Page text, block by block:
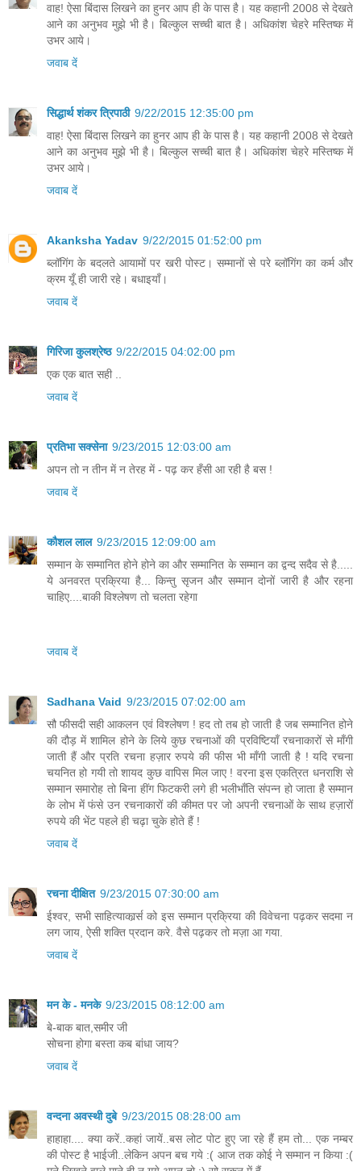
वाह! ऐसा बिंदास लिखने का हुनर आप ही के पास है। यह कहानी 2008 से देखते
आने का अनुभव मुझे भी है। बिल्कुल सच्ची बात है। अधिकांश चेहरे मस्तिष्क में
उभर आये।
जवाब दें
सिद्धार्थ शंकर त्रिपाठी 9/22/2015 12:35:00 pm
वाह! ऐसा बिंदास लिखने का हुनर आप ही के पास है। यह कहानी 2008 से देखते
आने का अनुभव मुझे भी है। बिल्कुल सच्ची बात है। अधिकांश चेहरे मस्तिष्क में
उभर आये।
जवाब दें
Akanksha Yadav 9/22/2015 01:52:00 pm
ब्लॉगिंग के बदलते आयामों पर खरी पोस्ट। सम्मानों से परे ब्लॉगिंग का कर्म और
क्रम यूँ ही जारी रहे। बधाइयाँ।
जवाब दें
गिरिजा कुलश्रेष्ठ 9/22/2015 04:02:00 pm
एक एक बात सही ..
जवाब दें
प्रतिभा सक्सेना 9/23/2015 12:03:00 am
अपन तो न तीन में न तेरह में - पढ़ कर हँसी आ रही है बस !
जवाब दें
कौशल लाल 9/23/2015 12:09:00 am
सम्मान के सम्मानित होने होने का और सम्मानित के सम्मान का द्वन्द सदैव से है.....
ये अनवरत प्रक्रिया है... किन्तु सृजन और सम्मान दोनों जारी है और रहना
चाहिए....बाकी विश्लेषण तो चलता रहेगा
जवाब दें
Sadhana Vaid 9/23/2015 07:02:00 am
सौ फीसदी सही आकलन एवं विश्लेषण ! हद तो तब हो जाती है जब सम्मानित होने
की दौड़ में शामिल होने के लिये कुछ रचनाओं की प्रविष्टियाँ रचनाकारों से माँगी
जाती हैं और प्रति रचना हज़ार रुपये की फीस भी माँगी जाती है ! यदि रचना
चयनित हो गयी तो शायद कुछ वापिस मिल जाए ! वरना इस एकत्रित धनराशि से
सम्मान समारोह तो बिना हींग फिटकरी लगे ही भलीभाँति संपन्न हो जाता है सम्मान
के लोभ में फंसे उन रचनाकारों की कीमत पर जो अपनी रचनाओं के साथ हज़ारों
रुपये की भेंट पहले ही चढ़ा चुके होते हैं !
जवाब दें
रचना दीक्षित 9/23/2015 07:30:00 am
ईश्वर, सभी साहित्याकार्र्स को इस सम्मान प्रक्रिया की विवेचना पढ़कर सदमा न
लग जाय, ऐसी शक्ति प्रदान करे. वैसे पढ़कर तो मज़ा आ गया.
जवाब दें
मन के - मनके 9/23/2015 08:12:00 am
बे-बाक बात,समीर जी
सोचना होगा बस्ता कब बांधा जाय?
जवाब दें
वन्दना अवस्थी दुबे 9/23/2015 08:28:00 am
हाहाहा.... क्या करें..कहां जायें..बस लोट पोट हुए जा रहे हैं हम तो... एक नम्बर
की पोस्ट है भाईजी..लेकिन अपन बच गये :( आज तक कोई ने सम्मान न किया :(